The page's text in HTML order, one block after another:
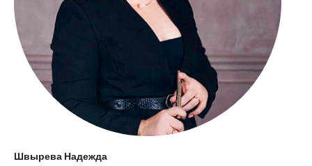
Швырева Надежда